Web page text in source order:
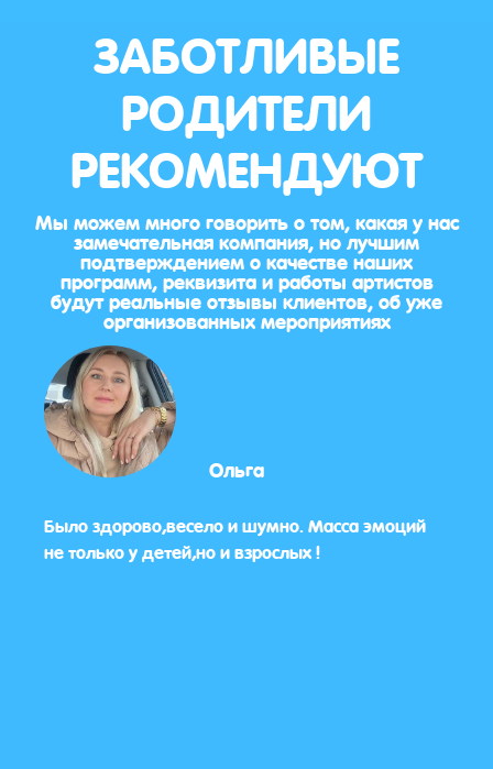
ЗАБОТЛИВЫЕ
РОДИТЕЛИ
РЕКОМЕНДУЮТ
Мы можем много говорить о том, какая у нас
замечательная компания, но лучшим
подтверждением о качестве наших
программ, реквизита и работы артистов
будут реальные отзывы клиентов, об уже
организованных мероприятиях
Ольга
Было здорово,весело и шумно. Масса эмоций
не только у детей,но и взрослых !